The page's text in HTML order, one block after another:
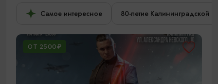
Самое интересное 80-летие Калининградской
ОТ 2500₽